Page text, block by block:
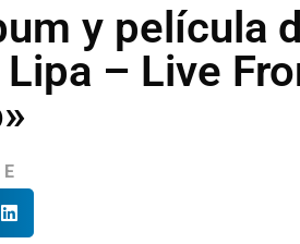
y película
– Live